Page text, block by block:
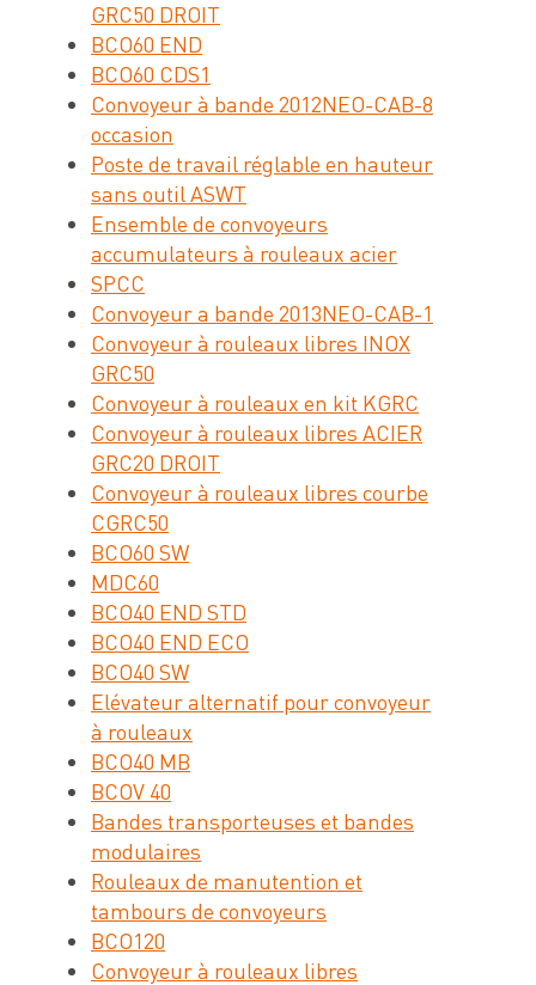
GRC50 DROIT
BCO60 END
BCO60 CDS1
Convoyeur à bande 2012NEO-CAB-8
occasion
Poste de travail réglable en hauteur
sans outil ASWT
Ensemble de convoyeurs
accumulateurs à rouleaux acier
SPCC
Convoyeur a bande 2013NEO-CAB-1
Convoyeur à rouleaux libres INOX
GRC50
Convoyeur à rouleaux en kit KGRC
Convoyeur à rouleaux libres ACIER
GRC20 DROIT
Convoyeur à rouleaux libres courbe
CGRC50
BCO60 SW
MDC60
BCO40 END STD
BCO40 END ECO
BCO40 SW
Elévateur alternatif pour convoyeur
à rouleaux
BCO40 MB
BCOV 40
Bandes transporteuses et bandes
modulaires
Rouleaux de manutention et
tambours de convoyeurs
BCO120
Convoyeur à rouleaux libres